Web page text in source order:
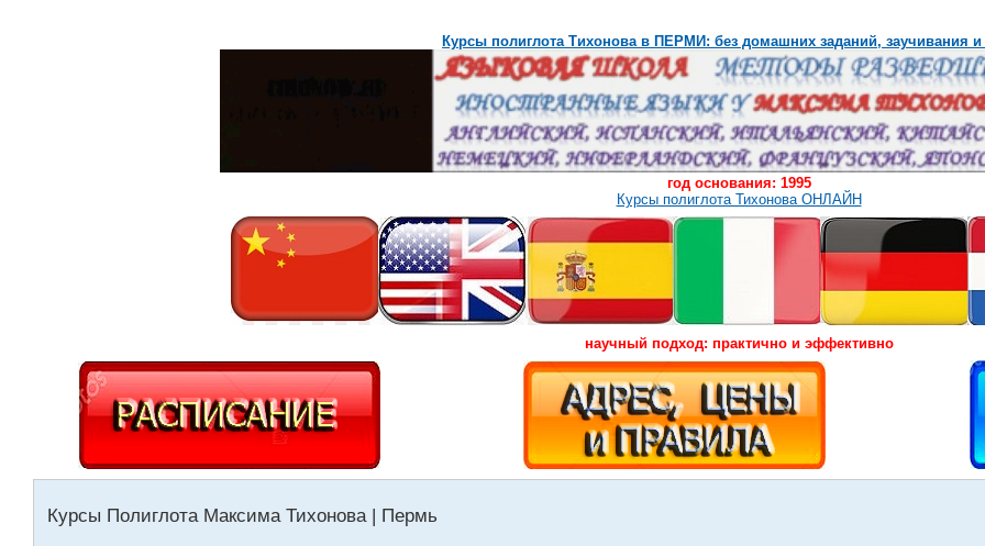
Курсы полиглота Тихонова в ПЕРМИ: без домашних заданий, заучивания и
год основания: 1995
Курсы полиглота Тихонова ОНЛАЙН
научный подход: практично и эффективно
Курсы Полиглота Максима Тихонова | Пермь